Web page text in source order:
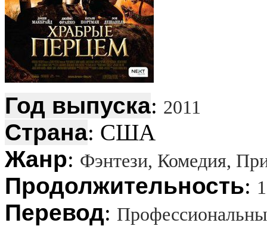
Год выпуска: 2011
Страна: США
Жанр: Фэнтези, Комедия,
Продолжительность:
Перевод: